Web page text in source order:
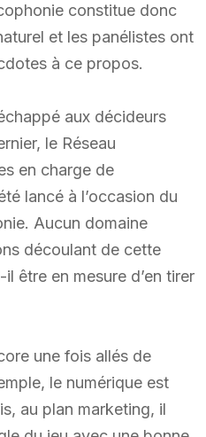
constitue donc
et les panélistes ont
à ce propos.
aux décideurs
le Réseau
en charge de
lancé à l’occasion du
Aucun domaine
découlant de cette
être en mesure d’en tirer
une fois allés de
le numérique est
au plan marketing, il